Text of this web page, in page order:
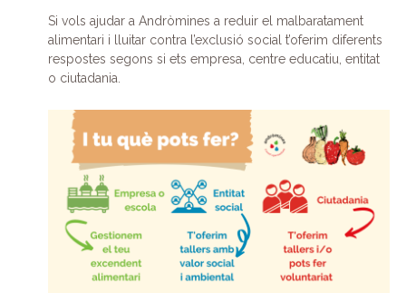
Si vols ajudar a Andròmines a reduir el malbaratament
alimentari i lluitar contra l’exclusió social t’oferim diferents
respostes segons si ets empresa, centre educatiu, entitat
o ciutadania.